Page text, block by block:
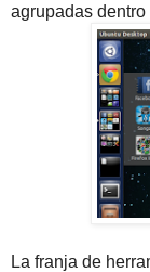
agrupadas
La franja de